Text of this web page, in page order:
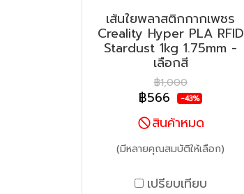
เส้นใยพลาสติกกากเพชร
Creality Hyper PLA RFID
Stardust 1kg 1.75mm -
เลือกสี
฿1,000
฿566 -43%
สินค้าหมด
(มีหลายคุณสมบัติให้เลือก)
เปรียบเทียบ